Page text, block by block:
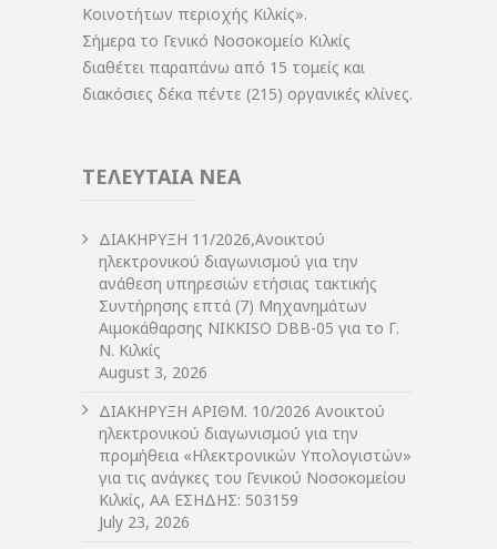
Κοινοτήτων περιοχής Κιλκίς».
Σήμερα το Γενικό Νοσοκομείο Κιλκίς
διαθέτει παραπάνω από 15 τομείς και
διακόσιες δέκα πέντε (215) οργανικές κλίνες.
ΤΕΛΕΥΤΑΙΑ ΝΕΑ
ΔIΑΚΗΡΥΞΗ 11/2026,Ανοικτού
ηλεκτρονικού διαγωνισμού για την
ανάθεση υπηρεσιών ετήσιας τακτικής
Συντήρησης επτά (7) Μηχανημάτων
Αιμοκάθαρσης NIKKISO DBB-05 για το Γ.
Ν. Κιλκίς
August 3, 2026
ΔIΑΚΗΡΥΞΗ ΑΡIΘΜ. 10/2026 Ανοικτού
ηλεκτρονικού διαγωνισμού για την
προμήθεια «Ηλεκτρονικών Υπολογιστών»
για τις ανάγκες του Γενικού Νοσοκομείου
Κιλκίς, ΑΑ ΕΣΗΔΗΣ: 503159
July 23, 2026